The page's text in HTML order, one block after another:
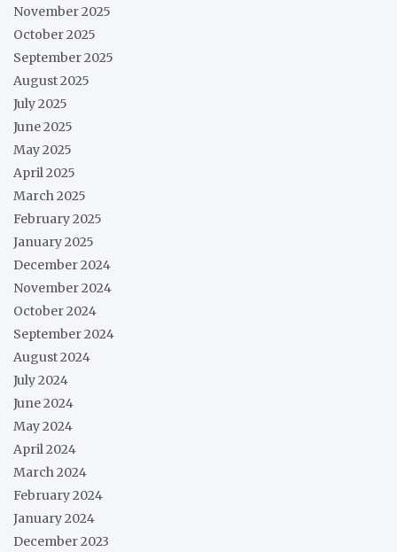
November 2025
October 2025
September 2025
August 2025
July 2025
June 2025
May 2025
April 2025
March 2025
February 2025
January 2025
December 2024
November 2024
October 2024
September 2024
August 2024
July 2024
June 2024
May 2024
April 2024
March 2024
February 2024
January 2024
December 2023